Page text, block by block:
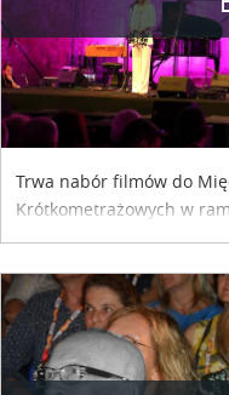
Trwa nabór filmów do
Krótkometrażowych w
Brzegi. Termin